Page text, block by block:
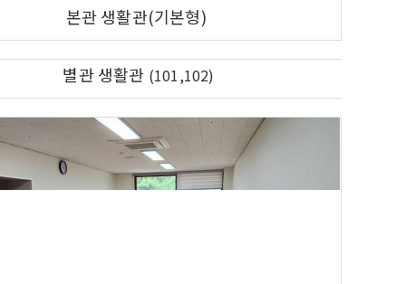
본관 생활관(기본형)
별관 생활관(101,102)